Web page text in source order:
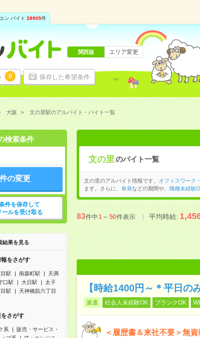
エン バイト 28905件
0 保存した希望条件
関西版 エリア変更
大阪 文の里駅のアルバイト・バイト一覧
検索条件
の変更
件を保存して
ールを受け取る
結果を見る
をさがす
駅 南森町駅
天満
口駅 大日駅
太子
駅
天神橋筋六丁目
さがす
系
販売・サービス・
文の里のバイト一覧
文の里のアルバイト情報です。 オフィスワーク
ます。さらに、
単発などの期間や、 職種未経験
83件中1～50件表示 平均時給:
【時給1400円～＊平日
派遣 社会人未経験OK ブランクOK
＜履歴書＆来社不要＞無